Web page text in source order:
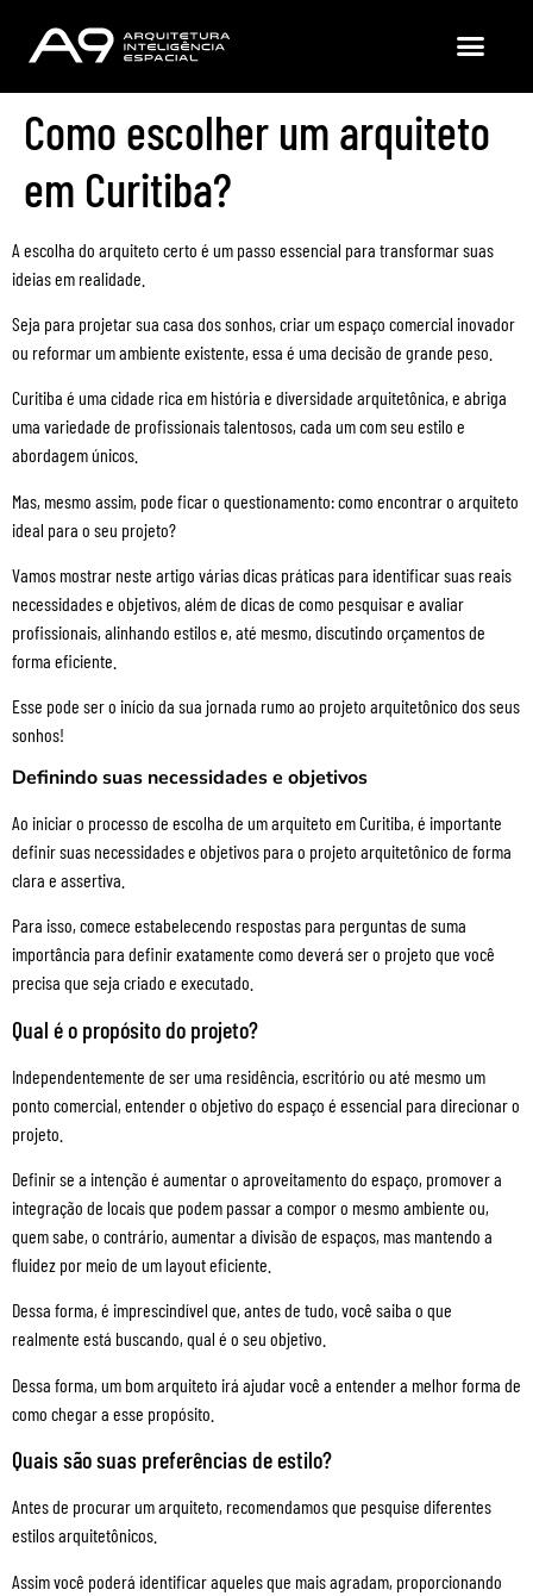
Como escolher um arquiteto
em Curitiba?
A escolha do arquiteto certo é um passo essencial para transformar suas
ideias em realidade.
Seja para projetar sua casa dos sonhos, criar um espaço comercial inovador
ou reformar um ambiente existente, essa é uma decisão de grande peso.
Curitiba é uma cidade rica em história e diversidade arquitetônica, e abriga
uma variedade de profissionais talentosos, cada um com seu estilo e
abordagem únicos.
Mas, mesmo assim, pode ficar o questionamento: como encontrar o arquiteto
ideal para o seu projeto?
Vamos mostrar neste artigo várias dicas práticas para identificar suas reais
necessidades e objetivos, além de dicas de como pesquisar e avaliar
profissionais, alinhando estilos e, até mesmo, discutindo orçamentos de
forma eficiente.
Esse pode ser o início da sua jornada rumo ao projeto arquitetônico dos seus
sonhos!
Definindo suas necessidades e objetivos
Ao iniciar o processo de escolha de um arquiteto em Curitiba, é importante
definir suas necessidades e objetivos para o projeto arquitetônico de forma
clara e assertiva.
Para isso, comece estabelecendo respostas para perguntas de suma
importância para definir exatamente como deverá ser o projeto que você
precisa que seja criado e executado.
Qual é o propósito do projeto?
Independentemente de ser uma residência, escritório ou até mesmo um
ponto comercial, entender o objetivo do espaço é essencial para direcionar o
projeto.
Definir se a intenção é aumentar o aproveitamento do espaço, promover a
integração de locais que podem passar a compor o mesmo ambiente ou,
quem sabe, o contrário, aumentar a divisão de espaços, mas mantendo a
fluidez por meio de um layout eficiente.
Dessa forma, é imprescindível que, antes de tudo, você saiba o que
realmente está buscando, qual é o seu objetivo.
Dessa forma, um bom arquiteto irá ajudar você a entender a melhor forma de
como chegar a esse propósito.
Quais são suas preferências de estilo?
Antes de procurar um arquiteto, recomendamos que pesquise diferentes
estilos arquitetônicos.
Assim você poderá identificar aqueles que mais agradam, proporcionando